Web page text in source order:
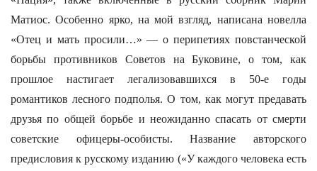
Матиос. Особенно ярко, на мой взгляд, написана новелла
«Отец и мать просили…» — о перипетиях повстанческой
борьбы противников Советов на Буковине, о том, как
прошлое настигает легализовавшихся в 50-е годы
романтиков лесного подполья. О том, как могут предавать
друзья по общей борьбе и неожиданно спасать от смерти
советские офицеры-особисты. Название авторского
предисловия к русскому изданию («У каждого человека есть